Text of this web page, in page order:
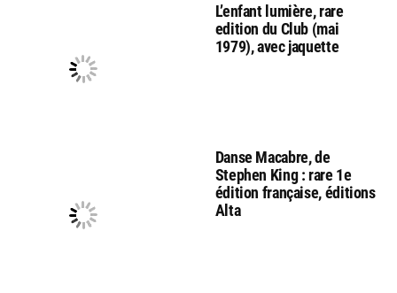
L’enfant lumière, rare
edition du Club (mai
1979), avec jaquette
Danse Macabre, de
Stephen King : rare 1e
édition française, éditions
Alta